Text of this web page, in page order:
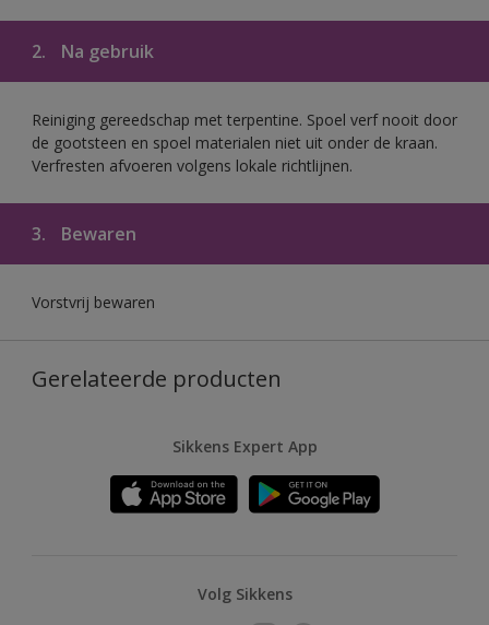
2. Na gebruik
Reiniging gereedschap met terpentine. Spoel verf nooit door
de gootsteen en spoel materialen niet uit onder de kraan.
Verfresten afvoeren volgens lokale richtlijnen.
3. Bewaren
Vorstvrij bewaren
Gerelateerde producten
Sikkens Expert App
Volg Sikkens